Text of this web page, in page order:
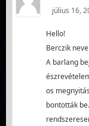
július 16,
Hello!
Berczik
A barlang
os
bontották